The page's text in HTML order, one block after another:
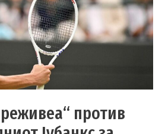
против